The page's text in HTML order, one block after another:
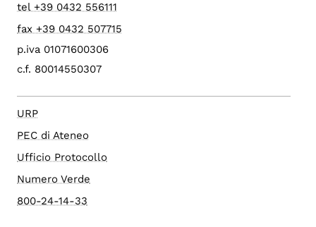
tel +39 0432 556111
fax +39 0432 507715
p.iva 01071600306
c.f. 80014550307
URP
PEC di Ateneo
Ufficio Protocollo
Numero Verde
800-24-14-33